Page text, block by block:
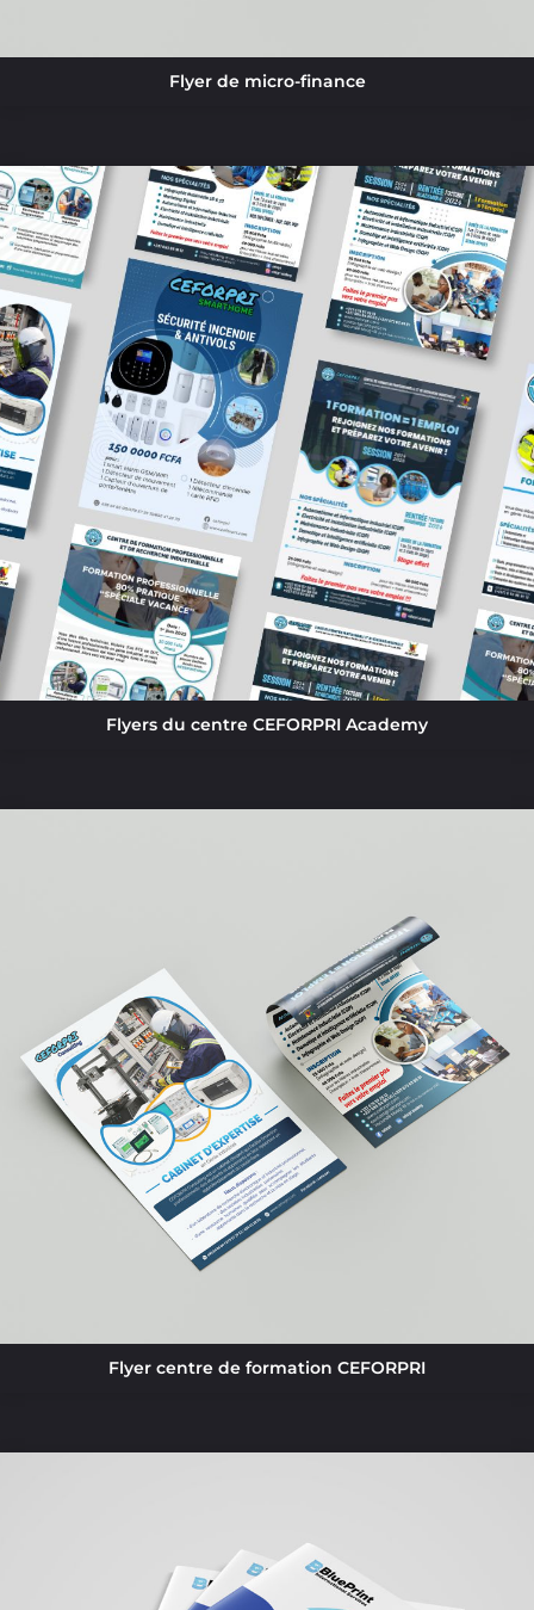
Flyer de micro-finance
Flyers du centre CEFORPRI Academy
Flyer centre de formation CEFORPRI